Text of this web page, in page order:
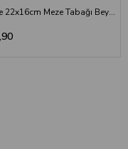
Emaye 22x16cm Meze Tabağı Beyaz - Kordon Turkuaz